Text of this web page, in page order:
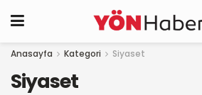
Anasayfa Kategori Siyaset
Siyaset